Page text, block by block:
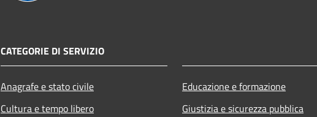
CATEGORIE DI SERVIZIO
Anagrafe e stato civile
Cultura e tempo libero
Educazione e formazione
Giustizia e sicurezza pubblica